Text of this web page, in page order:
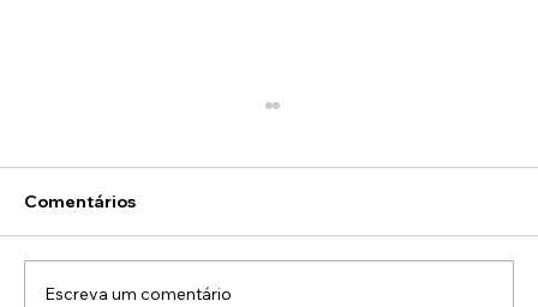
Comentários
Escreva um comentário